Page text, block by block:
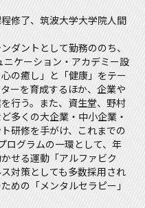
修了、筑波大学大学院人間
ダントとして勤務ののち、
ケーション・アカデミー設
の癒し」と「健康」をテー
ーを育成するほか、企業や
行う。また、資生堂、野村
多くの大企業・中小企業・
研修を手がけ、これまでの
ログラムの一環として、年
せる運動「アルファビク
対策としても多数採用され
めの「メンタルセラピー」